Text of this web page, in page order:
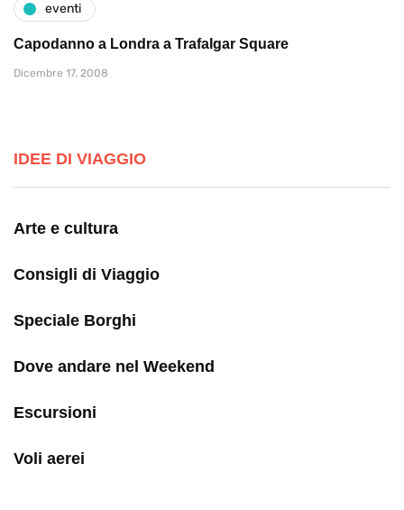
eventi
Capodanno a Londra a Trafalgar Square
Dicembre 17, 2008
IDEE DI VIAGGIO
Arte e cultura
Consigli di Viaggio
Speciale Borghi
Dove andare nel Weekend
Escursioni
Voli aerei